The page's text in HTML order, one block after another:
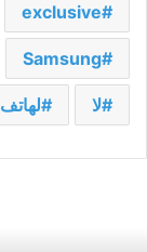
exclusive
Samsung
لا لهاتف